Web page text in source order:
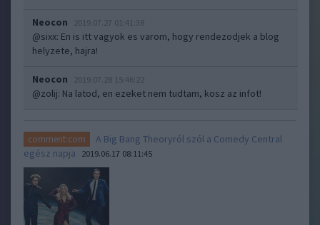
Neocon 2019.07.27 01:41:38
@sixx: En is itt vagyok es varom, hogy rendezodjek a blog
helyzete, hajra!
Neocon 2019.07.28 15:46:22
@zolij: Na latod, en ezeket nem tudtam, kosz az infot!
comment:com
A Big Bang Theoryról szól a Comedy Central
egész napja
2019.06.17 08:11:45